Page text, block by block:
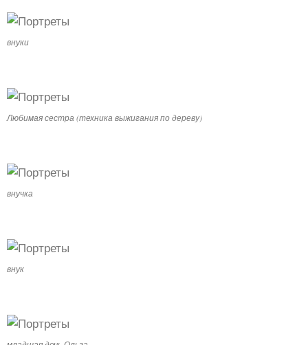
внуки
Любимая сестра (техника выжигания по дереву)
внучка
внук